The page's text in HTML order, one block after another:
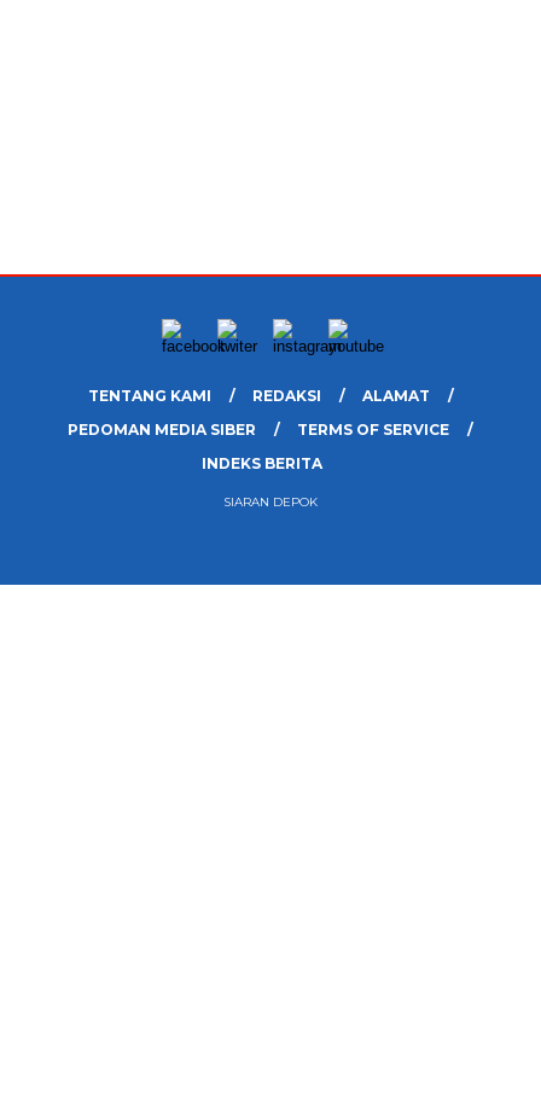
TENTANG KAMI REDAKSI
ALAMAT
PEDOMAN MEDIA SIBER
TERMS OF SERVICE
INDEKS BERITA
SIARAN DEPOK